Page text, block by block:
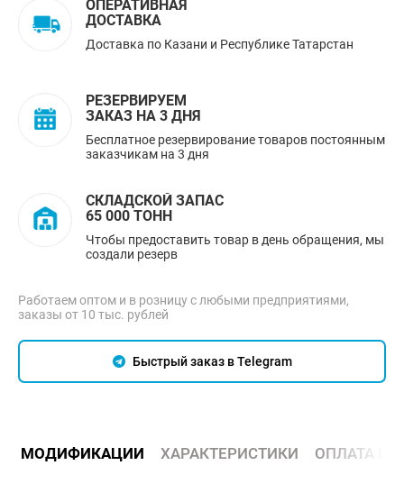
ОПЕРАТИВНАЯ
ДОСТАВКА
Доставка по Казани и Республике Татарстан
РЕЗЕРВИРУЕМ
ЗАКАЗ НА 3 ДНЯ
Бесплатное резервирование товаров постоянным
заказчикам на 3 дня
СКЛАДСКОЙ ЗАПАС
65 000 ТОНН
Чтобы предоставить товар в день обращения, мы
создали резерв
Работаем оптом и в розницу с любыми предприятиями,
заказы от 10 тыс. рублей
Быстрый заказ в Telegram
МОДИФИКАЦИИ ХАРАКТЕРИСТИКИ ОПЛАТА И